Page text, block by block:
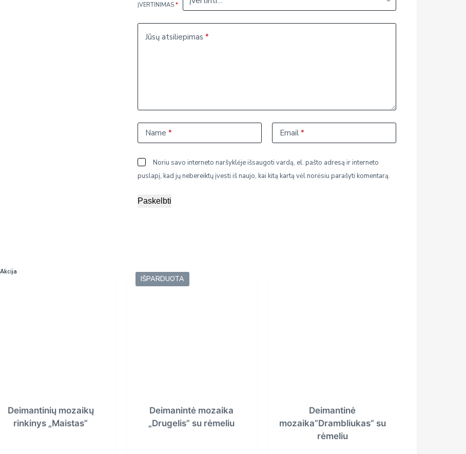
ĮVERTINIMAS*
Jūsų atsiliepimas*
Name * Email *
Noriu savo interneto naršyklėje išsaugoti vardą, el. pašto adresą ir interneto
puslapį, kad jų nebereiktų įvesti iš naujo, kai kitą kartą vėl norėsiu parašyti komentarą.
Paskelbti
Akcija
Deimantinių mozaikų
rinkinys „Maistas”
IŠPARDUOTA
Deimanintė mozaika
„Drugelis” su rėmeliu
Deimantinė
mozaika”Drambliukas” su
rėmeliu